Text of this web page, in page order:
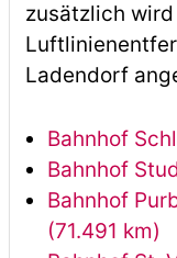
zusätzlich
Ladendorf
Bahnhof
Bahnhof
Bahnhof
(71.491 km)